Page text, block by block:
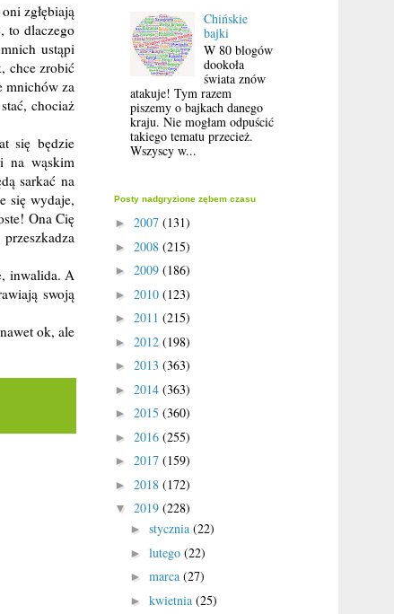
zgłębiają
to dlaczego
ustąpi
chce zrobić
mnichów za
chociaż
się będzie
na wąskim
sarkać na
się wydaje,
Ona Cię
inwalida. A
swoją
ok, ale
Chińskie
bajki
W 80 blogów
dookoła
świata znów
atakuje! Tym razem
piszemy o bajkach danego
kraju. Nie mogłam odpuścić
takiego tematu przecież.
Wszyscy w...
Posty nadgryzione zębem czasu
► 2007 (131)
► 2008 (215)
► 2009 (186)
► 2010 (123)
► 2011 (215)
► 2012 (198)
► 2013 (363)
► 2014 (363)
► 2015 (360)
► 2016 (255)
► 2017 (159)
► 2018 (172)
▼ 2019 (228)
► stycznia (22)
► lutego (22)
► marca (27)
► kwietnia (25)